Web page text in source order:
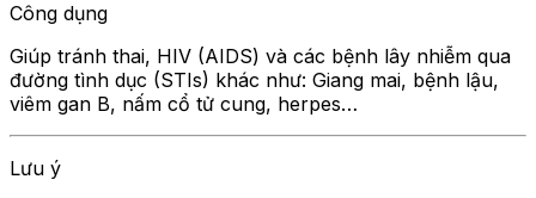
Công dụng
Giúp tránh thai, HIV (AIDS) và các bệnh lây nhiễm qua
đường tình dục (STIs) khác như: Giang mai, bệnh lậu,
viêm gan B, nấm cổ tử cung, herpes…
Lưu ý